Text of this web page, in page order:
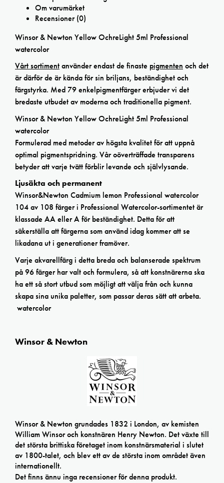
Om varumärket
Recensioner (0)
Winsor & Newton Yellow OchreLight 5ml Professional
watercolor
Vårt sortimentanvänder endast de finaste pigmenten och det
är därför de är kända för sin briljans, beständighet och
färgstyrka. Med 79 enkelpigmentfärger erbjuder vi det
bredaste utbudet av moderna och traditionella pigment.
Winsor & Newton Yellow OchreLight 5ml Professional
watercolor
Formulerad med metoder av högsta kvalitet för att uppnå
optimal pigmentspridning. Vår oöverträffade transparens
betyder att varje tvätt förblir levande och självlysande.
Ljusäkta och permanent
Winsor&Newton Cadmium lemon Professional watercolor
104 av 108 färger i Professional Watercolor-sortimentet är
klassade AA eller A för beständighet. Detta för att
säkerställa att färgerna som använd idag kommer att se
likadana ut i generationer framöver.
Varje akvarellfärg i detta breda och balanserade spektrum
på 96 färger har valt och formulera, så att konstnärerna ska
ha ett så stort utbud som möjligt att välja från och kunna
skapa sina unika paletter, som passar deras sätt att arbeta.
watercolor
Winsor & Newton
Winsor & Newton grundades 1832 i London, av kemisten
William Winsor och konstnären Henry Newton. Det växte till
det största brittiska företaget inom konstnärsmaterial i slutet
av 1800-talet, och blev ett av de största inom området även
internationellt.
Det finns ännu inga recensioner för denna produkt.